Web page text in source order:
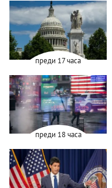
преди 17 часа
преди 18 часа